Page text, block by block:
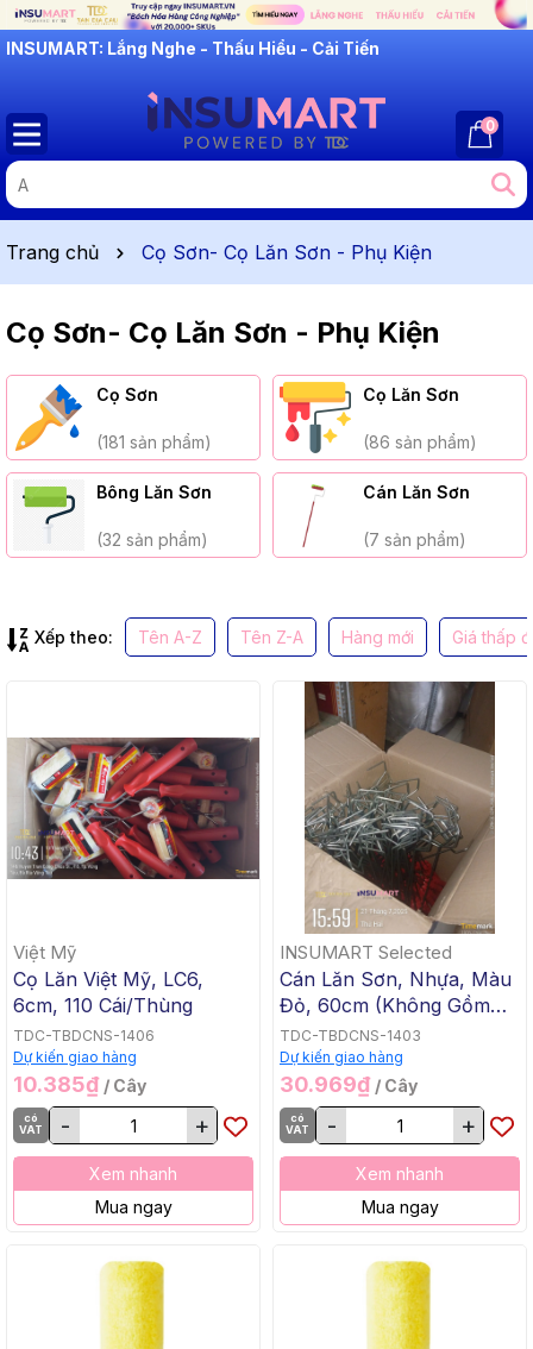
INSUMART: Lắng Nghe - Thấu Hiểu - Cải Tiến
0
Trang chủ Cọ Sơn- Cọ Lăn Sơn - Phụ Kiện
Cọ Sơn- Cọ Lăn Sơn - Phụ Kiện
Cọ Sơn
(181 sản phẩm)
Cọ Lăn Sơn
(86 sản phẩm)
Bông Lăn Sơn
(32 sản phẩm)
Cán Lăn Sơn
(7 sản phẩm)
Xếp theo: Tên A-Z Tên Z-A Hàng mới Giá thấp
Việt Mỹ
Cọ Lăn Việt Mỹ, LC6,
6cm, 110 Cái/Thùng
TDC-TBDCNS-1406
Dự kiến giao hàng
10.385₫ / Cây
có
VAT
- +
Xem nhanh
Mua ngay
INSUMART Selected
Cán Lăn Sơn, Nhựa, Màu
Đỏ, 60cm (Không Gồm
Bông Lăn Sơn)
TDC-TBDCNS-1403
Dự kiến giao hàng
30.969₫ / Cây
có
VAT
- +
Xem nhanh
Mua ngay